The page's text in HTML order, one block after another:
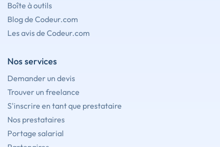
Boîte à outils
Blog de Codeur.com
Les avis de Codeur.com
Nos services
Demander un devis
Trouver un freelance
S'inscrire en tant que prestataire
Nos prestataires
Portage salarial